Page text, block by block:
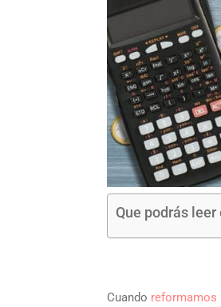
Que podrás
Cuando reformamos